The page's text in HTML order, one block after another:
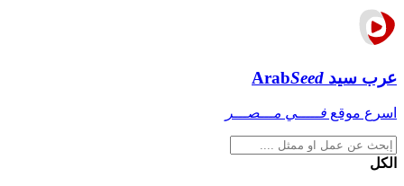
عرب سيد ArabSeed
اسرع موقع فـــــي مـــصـــر
الكل